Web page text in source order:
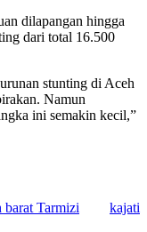
dilapangan hingga
dari total 16.500
stunting di Aceh
Namun
ini semakin kecil,”
barat Tarmizi
kajati